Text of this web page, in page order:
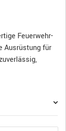
Feuerwehr-
Ausrüstung für